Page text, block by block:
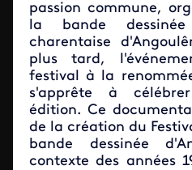
passion commune,
la bande
charentaise
plus tard,
festival à la
s'apprête à
édition. Ce
de la création du
bande dessinée
contexte des années